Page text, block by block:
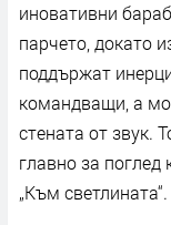
иновативни
парчето, докато
поддържат
командващи, а
стената от звук.
главно за
„Към